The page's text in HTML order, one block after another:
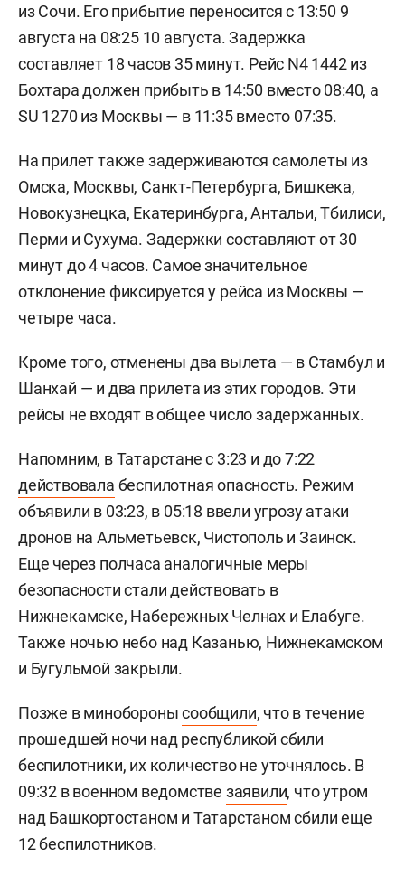
из Сочи. Его прибытие переносится с 13:50 9
августа на 08:25 10 августа. Задержка
составляет 18 часов 35 минут. Рейс N4 1442 из
Бохтара должен прибыть в 14:50 вместо 08:40, а
SU 1270 из Москвы — в 11:35 вместо 07:35.
На прилет также задерживаются самолеты из
Омска, Москвы, Санкт-Петербурга, Бишкека,
Новокузнецка, Екатеринбурга, Антальи, Тбилиси,
Перми и Сухума. Задержки составляют от 30
минут до 4 часов. Самое значительное
отклонение фиксируется у рейса из Москвы —
четыре часа.
Кроме того, отменены два вылета — в Стамбул и
Шанхай — и два прилета из этих городов. Эти
рейсы не входят в общее число задержанных.
Напомним, в Татарстане с 3:23 и до 7:22
действовала беспилотная опасность. Режим
объявили в 03:23, в 05:18 ввели угрозу атаки
дронов на Альметьевск, Чистополь и Заинск.
Еще через полчаса аналогичные меры
безопасности стали действовать в
Нижнекамске, Набережных Челнах и Елабуге.
Также ночью небо над Казанью, Нижнекамском
и Бугульмой закрыли.
Позже в миноборонысообщили, что в течение
прошедшей ночи над республикой сбили
беспилотники, их количество не уточнялось. В
09:32 в военном ведомстве заявили, что утром
над Башкортостаном и Татарстаном сбили еще
12 беспилотников.